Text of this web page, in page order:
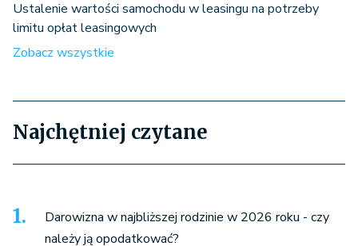
Ustalenie wartości samochodu w leasingu na potrzeby
limitu opłat leasingowych
Zobacz wszystkie
Najchętniej czytane
Darowizna w najbliższej rodzinie w 2026 roku - czy
należy ją opodatkować?